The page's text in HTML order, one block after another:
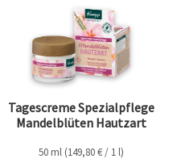
Tagescreme Spezialpflege
Mandelblüten Hautzart
50 ml (149,80 € / 1 l)